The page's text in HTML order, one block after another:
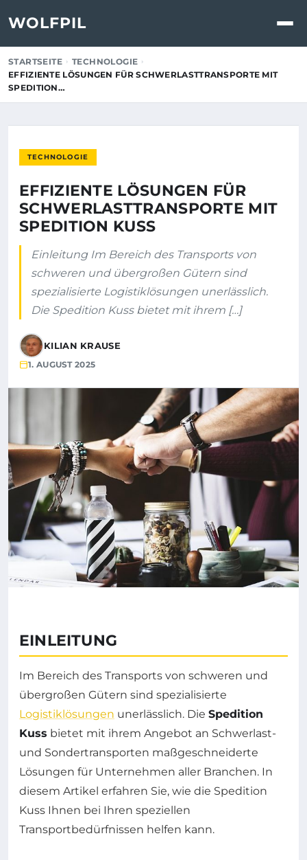
WOLFPIL
STARTSEITE
TECHNOLOGIE
EFFIZIENTE LÖSUNGEN FÜR SCHWERLASTTRANSPORTE MIT
SPEDITION…
TECHNOLOGIE
EFFIZIENTE LÖSUNGEN FÜR
SCHWERLASTTRANSPORTE MIT
SPEDITION KUSS
Einleitung Im Bereich des Transports von
schweren und übergroßen Gütern sind
spezialisierte Logistiklösungen unerlässlich.
Die Spedition Kuss bietet mit ihrem […]
KILIAN KRAUSE
1. AUGUST 2025
EINLEITUNG
Im Bereich des Transports von schweren und
übergroßen Gütern sind spezialisierte
Logistiklösungen unerlässlich. Die Spedition
Kuss bietet mit ihrem Angebot an Schwerlast-
und Sondertransporten maßgeschneiderte
Lösungen für Unternehmen aller Branchen. In
diesem Artikel erfahren Sie, wie die Spedition
Kuss Ihnen bei Ihren speziellen
Transportbedürfnissen helfen kann.